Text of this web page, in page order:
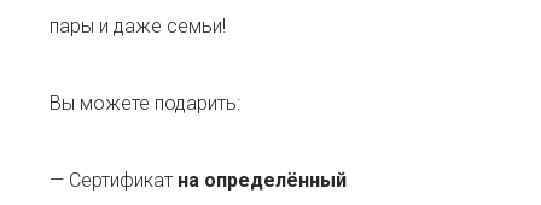
пары и даже семьи!
Вы можете подарить:
— Сертификат на определённый